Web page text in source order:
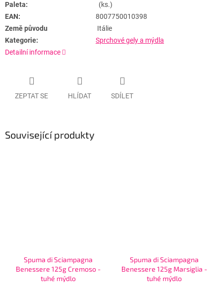
Paleta:
(ks.)
EAN:
8007750010398
Země původu
Itálie
Kategorie:
Sprchové gely a mýdla
Detailní informace
ZEPTAT SE HLÍDAT SDÍLET
Související produkty
Spuma di Sciampagna
Benessere 125g Cremoso -
tuhé mýdlo
Spuma di Sciampagna
Benessere 125g Marsiglia -
tuhé mýdlo